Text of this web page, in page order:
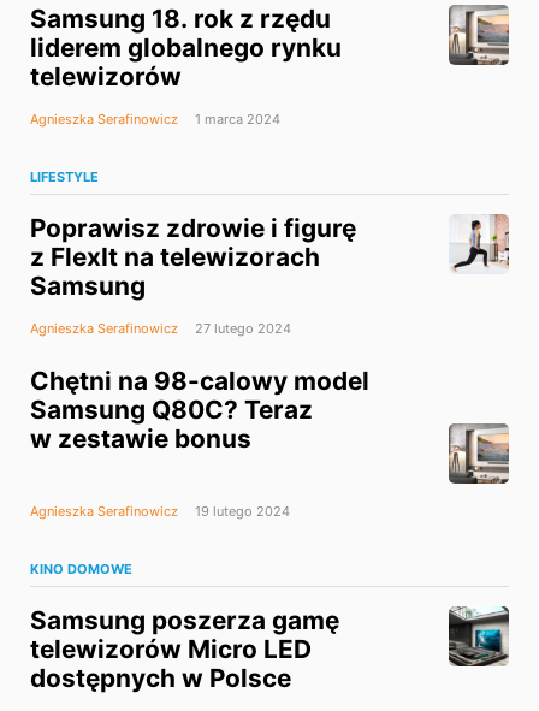
Samsung 18. rok z rzędu
liderem globalnego rynku
telewizorów
Agnieszka Serafinowicz 1 marca 2024
LIFESTYLE
Poprawisz zdrowie i figurę
z FlexIt na telewizorach
Samsung
Agnieszka Serafinowicz 27 lutego 2024
Chętni na 98-calowy model
Samsung Q80C? Teraz
w zestawie bonus
Agnieszka Serafinowicz 19 lutego 2024
KINO DOMOWE
Samsung poszerza gamę
telewizorów Micro LED
dostępnych w Polsce